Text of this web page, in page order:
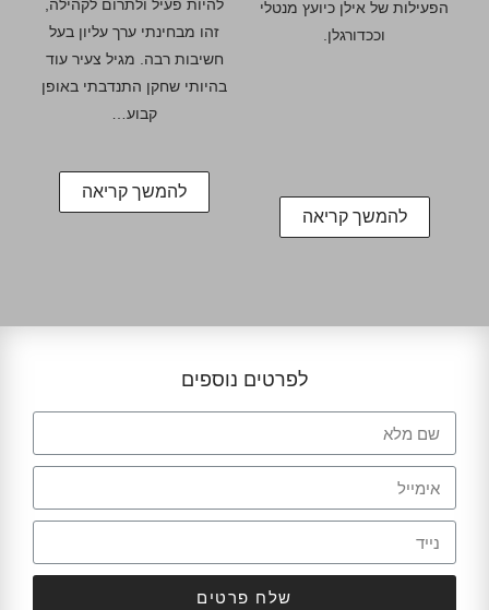
הפעילות של אילן כיועץ מנטלי
וככדורגלן.
להמשך קריאה
להיות פעיל ולתרום לקהילה,
זהו מבחינתי ערך עליון בעל
חשיבות רבה. מגיל צעיר עוד
בהיותי שחקן התנדבתי באופן
קבוע…
להמשך קריאה
לפרטים נוספים
שלח פרטים